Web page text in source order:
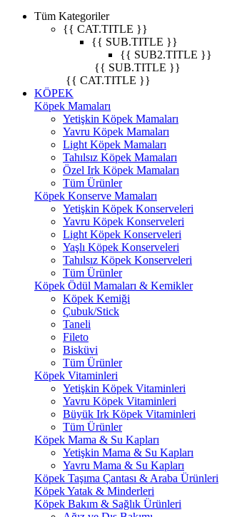
Tüm Kategoriler
{{ CAT.TITLE }}
{{ SUB.TITLE }}
{{ SUB2.TITLE }}
{{ SUB.TITLE }}
{{ CAT.TITLE }}
KÖPEK
Köpek Mamaları
Yetişkin Köpek Mamaları
Yavru Köpek Mamaları
Light Köpek Mamaları
Tahılsız Köpek Mamaları
Özel Irk Köpek Mamaları
Tüm Ürünler
Köpek Konserve Mamaları
Yetişkin Köpek Konserveleri
Yavru Köpek Konserveleri
Light Köpek Konserveleri
Yaşlı Köpek Konserveleri
Tahılsız Köpek Konserveleri
Tüm Ürünler
Köpek Ödül Mamaları & Kemikler
Köpek Kemiği
Çubuk/Stick
Taneli
Fileto
Bisküvi
Tüm Ürünler
Köpek Vitaminleri
Yetişkin Köpek Vitaminleri
Yavru Köpek Vitaminleri
Büyük Irk Köpek Vitaminleri
Tüm Ürünler
Köpek Mama & Su Kapları
Yetişkin Mama & Su Kapları
Yavru Mama & Su Kapları
Köpek Taşıma Çantası & Araba Ürünleri
Köpek Yatak & Minderleri
Köpek Bakım & Sağlık Ürünleri